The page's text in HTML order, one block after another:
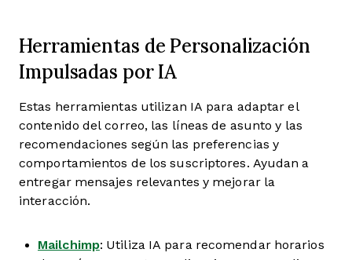
Herramientas de Personalización
Impulsadas por IA
Estas herramientas utilizan IA para adaptar el
contenido del correo, las líneas de asunto y las
recomendaciones según las preferencias y
comportamientos de los suscriptores. Ayudan a
entregar mensajes relevantes y mejorar la
interacción.
Mailchimp: Utiliza IA para recomendar horarios